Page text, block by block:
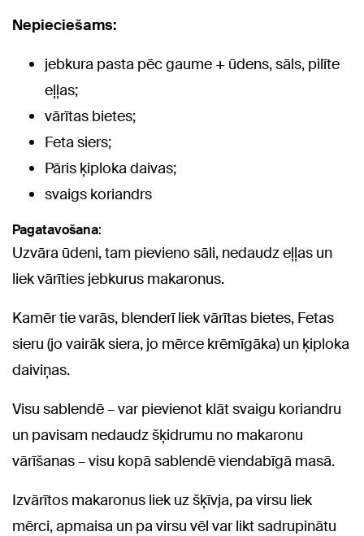
Nepieciešams:
jebkura pasta pēc gaume + ūdens, sāls, pilīte
eļļas;
vārītas bietes;
Feta siers;
Pāris ķiploka daivas;
svaigs koriandrs
Pagatavošana:
Uzvāra ūdeni, tam pievieno sāli, nedaudz eļļas un
liek vārīties jebkurus makaronus.
Kamēr tie varās, blenderī liek vārītas bietes, Fetas
sieru (jo vairāk siera, jo mērce krēmīgāka) un ķiploka
daiviņas.
Visu sablendē – var pievienot klāt svaigu koriandru
un pavisam nedaudz šķidrumu no makaronu
vārīšanas – visu kopā sablendē viendabīgā masā.
Izvārītos makaronus liek uz šķīvja, pa virsu liek
mērci, apmaisa un pa virsu vēl var likt sadrupinātu